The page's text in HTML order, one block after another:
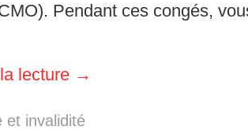
Pendant ces congés,
lecture →
et invalidité